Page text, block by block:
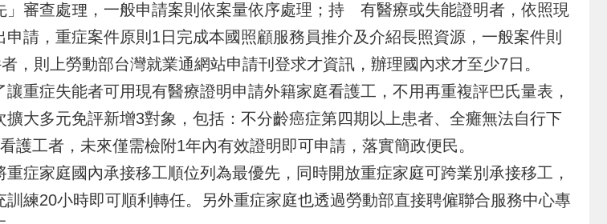
」審查處理，一般申請案則依案量依序處理；持 有醫療或失能證明者，依照現
請，重症案件原則1日完成本國照顧服務員推介及介紹長照資源，一般案件則
，則上勞動部台灣就業通網站申請刊登求才資訊，辦理國內求才至少7日。
症失能者可用現有醫療證明申請外籍家庭看護工，不用再重複評巴氏量表，
大多元免評新增3對象，包括：不分齡癌症第四期以上患者、全癱無法自行下
護工者，未來僅需檢附1年內有效證明即可申請，落實簡政便民。
家庭國內承接移工順位列為最優先，同時開放重症家庭可跨業別承接移工，
練20小時即可順利轉任。另外重症家庭也透過勞動部直接聘僱聯合服務中心專